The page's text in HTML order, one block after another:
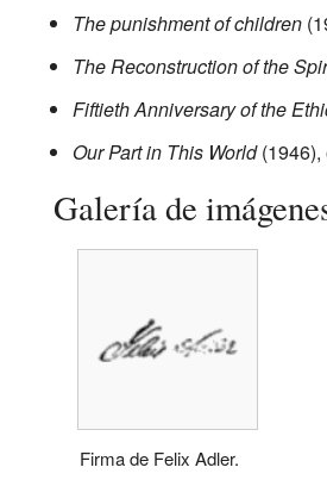
The punishment of children
The Reconstruction of the
Fiftieth Anniversary of the
Our Part in This World(1946),
Galería de
Firma de Felix Adler.